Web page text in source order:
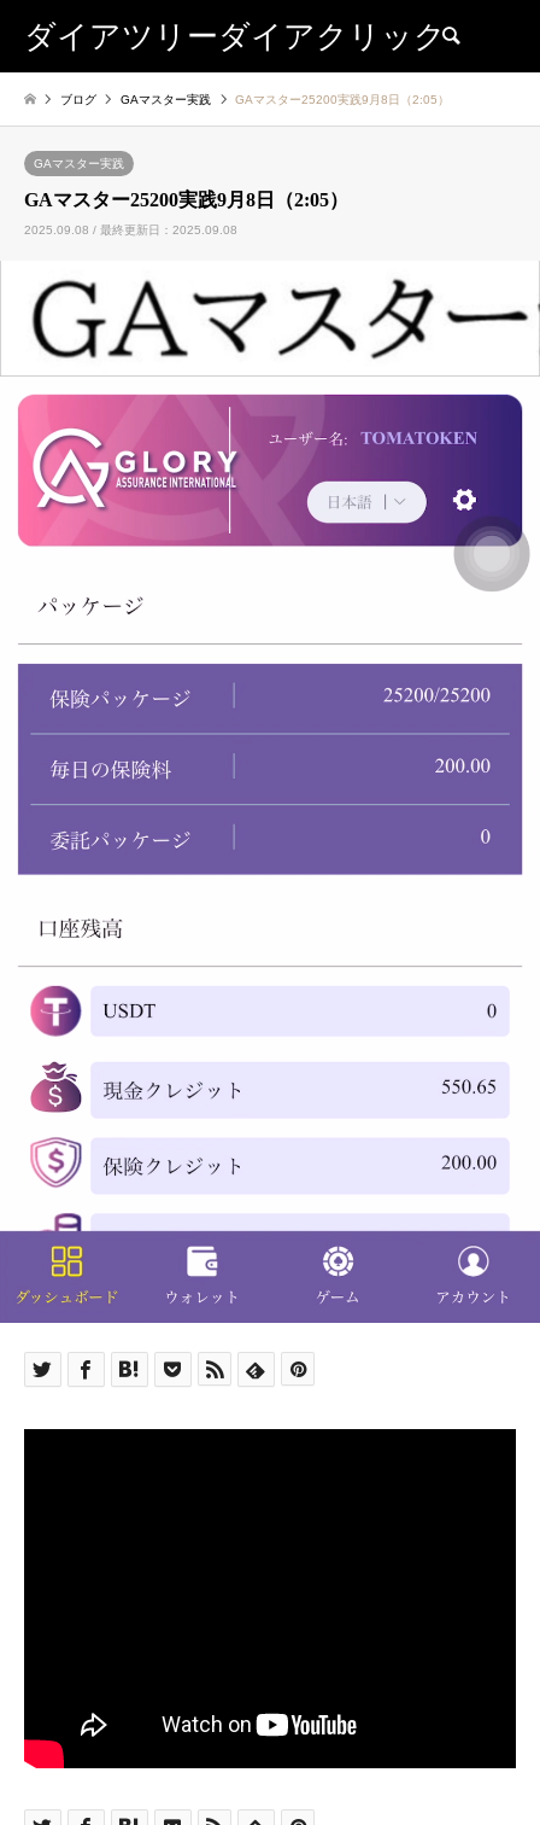
ダイアツリーダイアクリック
ブログ GAマスター実践 GAマスター25200実践9月8日（2:05）
GAマスター実践
GAマスター25200実践9月8日（2:05）
2025.09.08 / 最終更新日：2025.09.08